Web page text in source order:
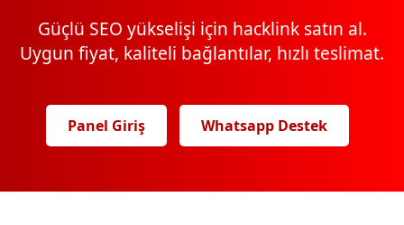
Güçlü SEO yükselişi için hacklink satın al.
Uygun fiyat, kaliteli bağlantılar, hızlı teslimat.
Panel Giriş Whatsapp Destek